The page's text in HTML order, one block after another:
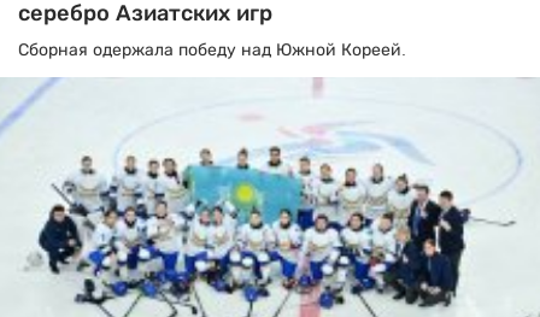
серебро Азиатских игр
Сборная одержала победу над Южной Кореей.